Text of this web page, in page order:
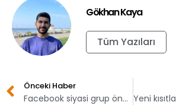
Gökhan Kaya
Tüm Yazıları
Önceki Haber
Facebook siyasi grup önerilerini kaldırıyor!